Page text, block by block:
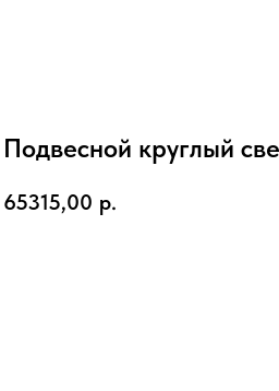
Подвесной круглый
65315,00 р.